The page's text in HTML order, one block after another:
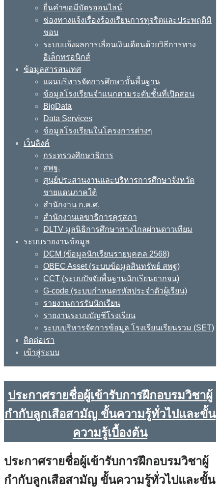
ยื่นคำขอมีบัตรออนไลน์
ช่องทางแจ้งเรื่องร้องเรียนการทุจริตและประพฤติมิ
ชอบ
ระบบแจ้งผลการเลื่อนเงินเดือนด้วยวิธีการทาง
อิเล็กทรอนิกส์
ข้อมูลสารสนเทศ
แผนบริหารจัดการศึกษาขั้นพื้นฐาน
ข้อมูลโรงเรียนจำแนกตามระดับชั้นที่เปิดสอน
BigData
Data Services
ข้อมูลโรงเรียนในโครงการต่างๆ
เว็บลิงค์
กระทรวงศึกษาธิการ
สพฐ.
ศูนย์ประสานงานและบริหารการศึกษาจังหวัด
ชายแดนภาคใต้
สำนักงาน ก.ค.ศ.
สำนักงานเลขาธิการคุรุสภา
DLTV มูลนิธิการศึกษาทางไกลผ่านดาวเทียม
ระบบรายงานข้อมูล
DCM (ข้อมูลนักเรียนรายบุคคล 2568)
OBEC Asset (ระบบข้อมูลสินทรัพย์ สพฐ)
CCT (ระบบปัจจัยพื้นฐานนักเรียนยากจน)
G-code (ระบบกำหนดรหัสประจำตัวผู้เรียน)
รายงานการรับนักเรียน
รายงานระบบบัญชีโรงเรียน
ระบบบริหารจัดการข้อมูล โรงเรียนเรียนรวม (SET)
ติดต่อเรา
เข้าสู่ระบบ
ประกาศรายชื่อผู้เข้ารับการฝึกอบรมวิชาผู้
กำกับลูกเสือสามัญ ขั้นความรู้ทั่วไปและขั้น
ความรู้เบื้องต้น
ประกาศรายชื่อผู้เข้ารับการฝึกอบรมวิชาผู้
กำกับลูกเสือสามัญ ขั้นความรู้ทั่วไปและขั้น